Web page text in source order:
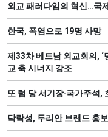
외교 패러다임의 혁신…국
한국, 폭염으로 19명 사망
제33차 베트남 외교회의, ‘
교 축 시너지 강조
또 럼 당 서기장‧국가주석,
닥락성, 두리안 브랜드 홍